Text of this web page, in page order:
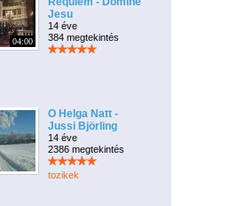
04:00
Jesu
14 éve
384 megtekintés
O Helga Natt -
Jussi Björling
14 éve
2386 megtekintés
tozikek